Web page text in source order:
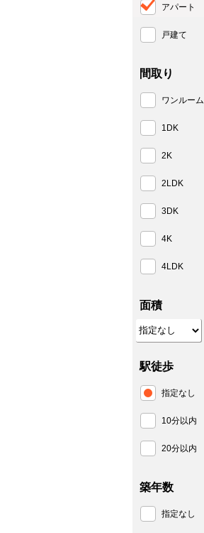
アパート
戸建て
間取り
ワンルーム
1DK
2K
2LDK
3DK
4K
4LDK
面積
駅徒歩
指定なし
10分以内
20分以内
築年数
指定なし